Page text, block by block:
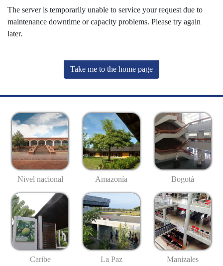
The server is temporarily unable to service your request due to
maintenance downtime or capacity problems. Please try again
later.
Take me to the home page
Nivel nacional Amazonía Bogotá
Caribe La Paz Manizales